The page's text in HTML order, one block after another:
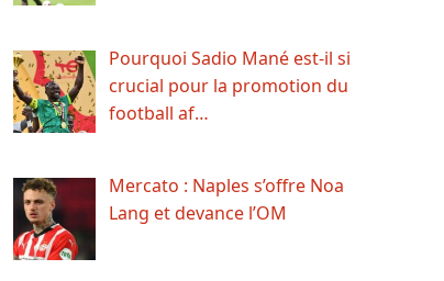
Pourquoi Sadio Mané est-il si
crucial pour la promotion du
football af…
Mercato : Naples s’offre Noa
Lang et devance l’OM